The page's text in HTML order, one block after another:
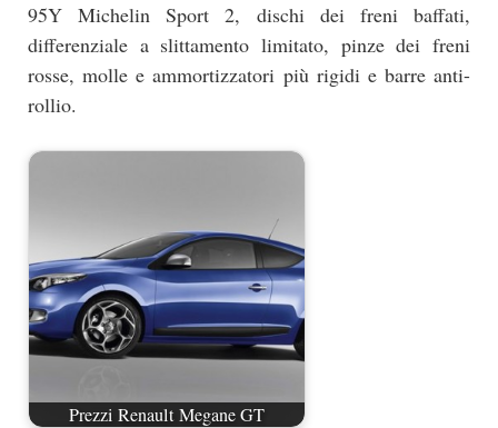
95Y Michelin Sport 2, dischi dei freni baffati,
differenziale a slittamento limitato, pinze dei freni
rosse, molle e ammortizzatori più rigidi e barre anti-
rollio.
Prezzi Renault Megane GT